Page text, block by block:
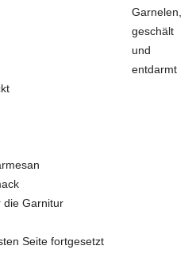
Garnelen,
geschält
und
entdarmt
die Garnitur
Seite fortgesetzt